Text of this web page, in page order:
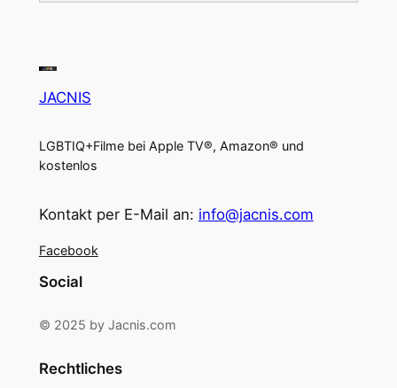
JACNIS
LGBTIQ+Filme bei Apple TV®, Amazon® und
kostenlos
Kontakt per E-Mail an: info@jacnis.com
Facebook
Social
© 2025 by Jacnis.com
Rechtliches